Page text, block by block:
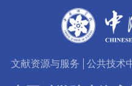
文献资源与服务 公共技术